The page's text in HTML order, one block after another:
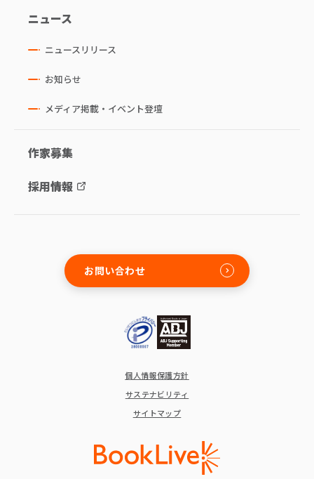
ニュース
ニュースリリース
お知らせ
メディア掲載・イベント登壇
作家募集
採用情報
お問い合わせ
個人情報保護方針
サステナビリティ
サイトマップ